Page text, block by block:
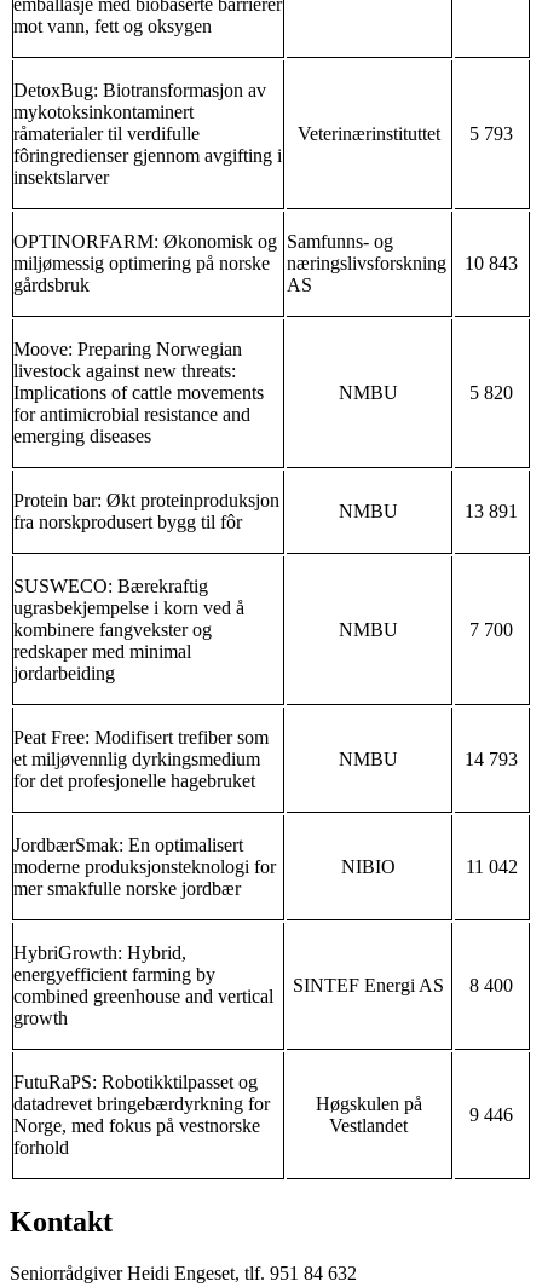
emballasje med biobaserte barrierer
mot vann, fett og oksygen
DetoxBug: Biotransformasjon av
mykotoksinkontaminert
råmaterialer til verdifulle
fôringredienser gjennom avgifting i
insektslarver
Veterinærinstituttet 5 793
OPTINORFARM: Økonomisk og
miljømessig optimering på norske
gårdsbruk
Samfunns- og
næringslivsforskning
AS
10 843
Moove: Preparing Norwegian
livestock against new threats:
Implications of cattle movements
for antimicrobial resistance and
emerging diseases
NMBU 5 820
Protein bar: Økt proteinproduksjon
fra norskprodusert bygg til fôr
NMBU 13 891
SUSWECO: Bærekraftig
ugrasbekjempelse i korn ved å
kombinere fangvekster og
redskaper med minimal
jordarbeiding
NMBU 7 700
Peat Free: Modifisert trefiber som
et miljøvennlig dyrkingsmedium
for det profesjonelle hagebruket
NMBU 14 793
JordbærSmak: En optimalisert
moderne produksjonsteknologi for
mer smakfulle norske jordbær
NIBIO 11 042
HybriGrowth: Hybrid,
energyefficient farming by
combined greenhouse and vertical
growth
SINTEF Energi AS 8 400
FutuRaPS: Robotikktilpasset og
datadrevet bringebærdyrkning for
Norge, med fokus på vestnorske
forhold
Høgskulen på
Vestlandet
9 446
Kontakt
Seniorrådgiver Heidi Engeset, tlf. 951 84 632